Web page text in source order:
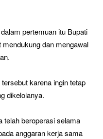
pertemuan itu Bupati
dan mengawal
karena ingin tetap
dikelolanya.
telah beroperasi selama
anggaran kerja sama